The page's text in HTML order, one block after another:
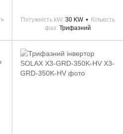
Потужність kW 30 KW
Кількість
фаз Трифазний